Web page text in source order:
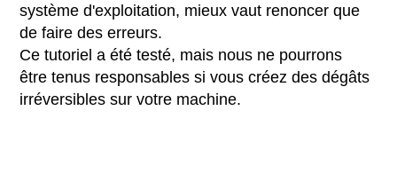
système d'exploitation, mieux vaut renoncer que
de faire des erreurs.
Ce tutoriel a été testé, mais nous ne pourrons
être tenus responsables si vous créez des dégâts
irréversibles sur votre machine.